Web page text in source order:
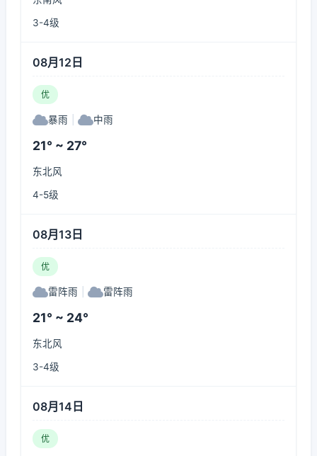
3-4级
08月12日
优
暴雨 中雨
21° ~ 27°
东北风
4-5级
08月13日
优
雷阵雨 雷阵雨
21° ~ 24°
东北风
3-4级
08月14日
优